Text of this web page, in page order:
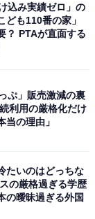
城の公立進学
一高等学校」を
込み実績ゼロ」の
も110番の家」
？ PTAが直面する
ぷ」販売激減の裏
利用の厳格化だけ
当の理由」
たいのはどっちな
の厳格過ぎる学歴
の曖昧過ぎる外国